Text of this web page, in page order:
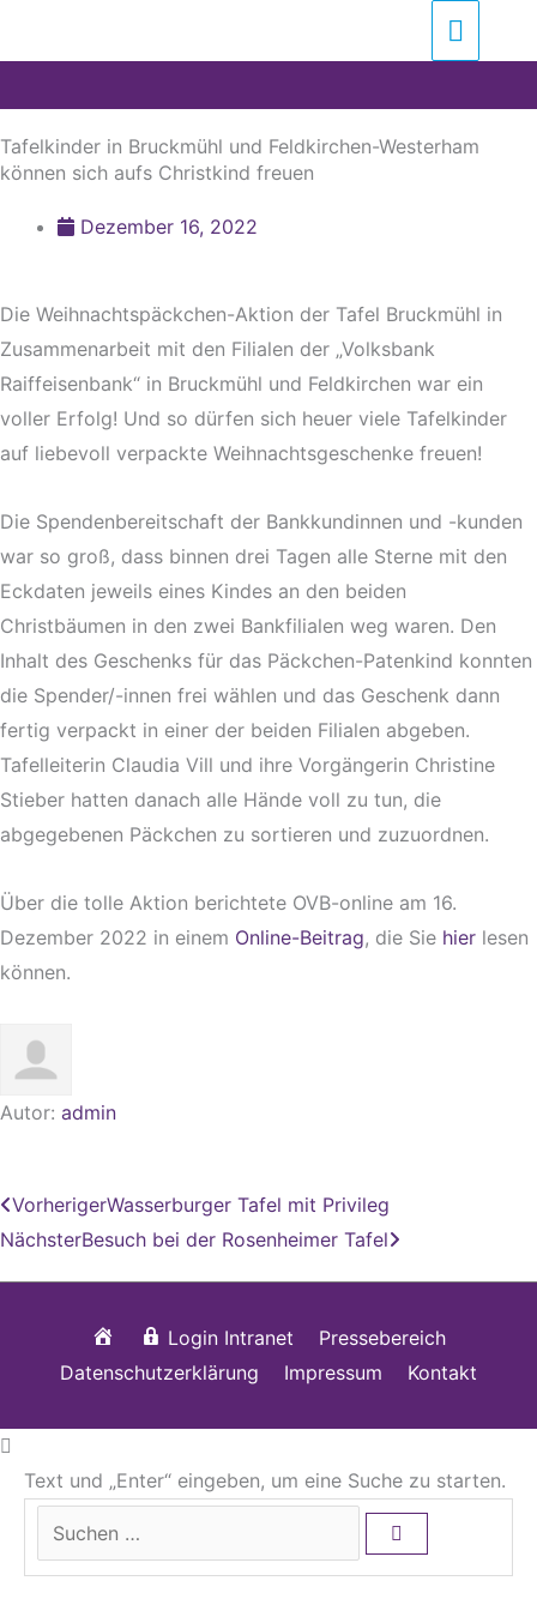
Tafelkinder in Bruckmühl und Feldkirchen-Westerham
können sich aufs Christkind freuen
Dezember 16, 2022
Die Weihnachtspäckchen-Aktion der Tafel Bruckmühl in
Zusammenarbeit mit den Filialen der „Volksbank
Raiffeisenbank“ in Bruckmühl und Feldkirchen war ein
voller Erfolg! Und so dürfen sich heuer viele Tafelkinder
auf liebevoll verpackte Weihnachtsgeschenke freuen!
Die Spendenbereitschaft der Bankkundinnen und -kunden
war so groß, dass binnen drei Tagen alle Sterne mit den
Eckdaten jeweils eines Kindes an den beiden
Christbäumen in den zwei Bankfilialen weg waren. Den
Inhalt des Geschenks für das Päckchen-Patenkind konnten
die Spender/-innen frei wählen und das Geschenk dann
fertig verpackt in einer der beiden Filialen abgeben.
Tafelleiterin Claudia Vill und ihre Vorgängerin Christine
Stieber hatten danach alle Hände voll zu tun, die
abgegebenen Päckchen zu sortieren und zuzuordnen.
Über die tolle Aktion berichtete OVB-online am 16.
Dezember 2022 in einem Online-Beitrag, die Sie hier lesen
können.
Autor: admin
Zurück
VorherigerWasserburger Tafel mit Privileg
NächsterBesuch bei der Rosenheimer Tafel
StartseiteLogin Intranet
Pressebereich
Datenschutzerklärung
Impressum Kontakt
Text und „Enter“ eingeben, um eine Suche zu starten.